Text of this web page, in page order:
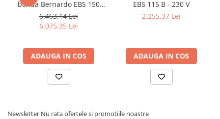
banda Bernardo EBS 150
GC
6.463,14 Lei
6.075,35 Lei
ADAUGA IN COS
EBS 115 B - 230 V
2.255,37 Lei
ADAUGA IN COS
Newsletter Nu rata ofertele si promotiile noastre